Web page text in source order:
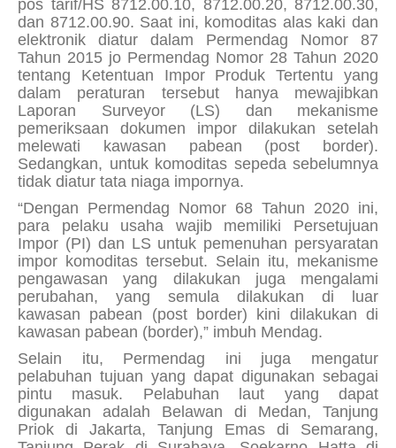
pos tarif/HS 8712.00.10, 8712.00.20, 8712.00.30,
dan 8712.00.90. Saat ini, komoditas alas kaki dan
elektronik diatur dalam Permendag Nomor 87
Tahun 2015 jo Permendag Nomor 28 Tahun 2020
tentang Ketentuan Impor Produk Tertentu yang
dalam peraturan tersebut hanya mewajibkan
Laporan Surveyor (LS) dan mekanisme
pemeriksaan dokumen impor dilakukan setelah
melewati kawasan pabean (post border).
Sedangkan, untuk komoditas sepeda sebelumnya
tidak diatur tata niaga impornya.
“Dengan Permendag Nomor 68 Tahun 2020 ini,
para pelaku usaha wajib memiliki Persetujuan
Impor (PI) dan LS untuk pemenuhan persyaratan
impor komoditas tersebut. Selain itu, mekanisme
pengawasan yang dilakukan juga mengalami
perubahan, yang semula dilakukan di luar
kawasan pabean (post border) kini dilakukan di
kawasan pabean (border),” imbuh Mendag.
Selain itu, Permendag ini juga mengatur
pelabuhan tujuan yang dapat digunakan sebagai
pintu masuk. Pelabuhan laut yang dapat
digunakan adalah Belawan di Medan, Tanjung
Priok di Jakarta, Tanjung Emas di Semarang,